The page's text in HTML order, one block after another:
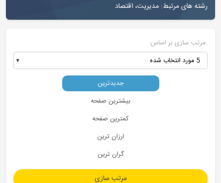
مدیریت، اقتصاد
بر اساس:
جدیدترین